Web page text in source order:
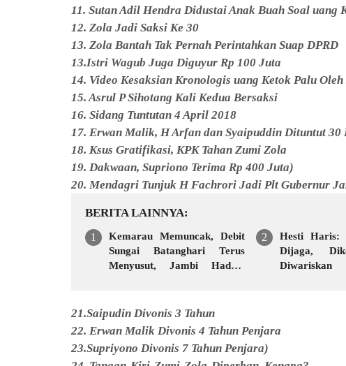
11. Sutan Adil Hendra Didustai Anak Buah Soal uang
12. Zola Jadi Saksi Ke 30
13. Zola Bantah Tak Pernah Perintahkan Suap DPRD
13.Istri Wagub Juga Diguyur Rp 100 Juta
14. Video Kesaksian Kronologis uang Ketok Palu Oleh
15. Asrul P Sihotang Kali Kedua Bersaksi
16. Sidang Tuntutan 4 April 2018
17. Erwan Malik, H Arfan dan Syaipuddin Dituntut 30
18. Ksus Gratifikasi, KPK Tahan Zumi Zola
19. Dakwaan, Supriono Terima Rp 400 Juta)
20. Mendagri Tunjuk H Fachrori Jadi Plt Gubernur
BERITA LAINNYA
Kemarau Memuncak, Debit
Sungai Batanghari Terus
Menyusut, Jambi Hadapi
Hesti Haris:
Dijaga,
Diwariskan
21.Saipudin Divonis 3 Tahun
22. Erwan Malik Divonis 4 Tahun Penjara
23.Supriyono Divonis 7 Tahun Penjara)